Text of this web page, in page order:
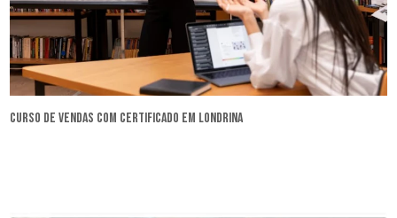
curso de vendas com certificado em Londrina